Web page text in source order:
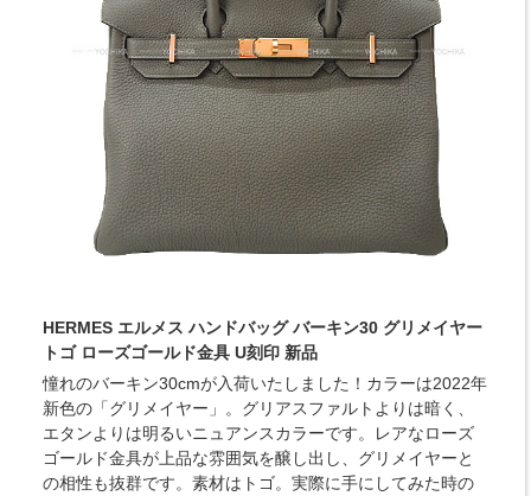
HERMES エルメス ハンドバッグ バーキン30 グリメイヤー
トゴ ローズゴールド金具 U刻印 新品
憧れのバーキン30cmが入荷いたしました！カラーは2022年
新色の「グリメイヤー」。グリアスファルトよりは暗く、
エタンよりは明るいニュアンスカラーです。レアなローズ
ゴールド金具が上品な雰囲気を醸し出し、グリメイヤーと
の相性も抜群です。素材はトゴ。実際に手にしてみた時の